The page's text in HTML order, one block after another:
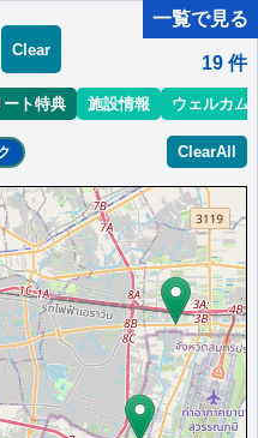
)ホテル特典攻略
エリア 地域
コク・オートグラ
indulgence and unique
hotel.
一覧で見る
Clear
19 件
ート特典 施設情報 ウェルカム
ClearAll